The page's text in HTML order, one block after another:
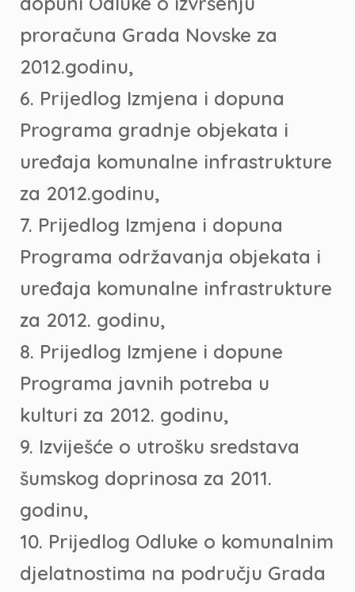
proračuna Grada Novske za
2012.godinu,
6. Prijedlog Izmjena i dopuna
Programa gradnje objekata i
uređaja komunalne infrastrukture
za 2012.godinu,
7. Prijedlog Izmjena i dopuna
Programa održavanja objekata i
uređaja komunalne infrastrukture
za 2012. godinu,
8. Prijedlog Izmjene i dopune
Programa javnih potreba u
kulturi za 2012. godinu,
9. Izviješće o utrošku sredstava
šumskog doprinosa za 2011.
godinu,
10. Prijedlog Odluke o komunalnim
djelatnostima na području Grada